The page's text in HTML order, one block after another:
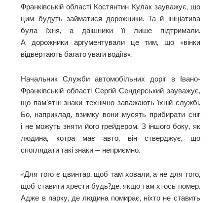
Франківській області Костянтин Кулак зауважує, що
цим будуть займатися дорожники. Та й ініціатива
була їхня, а даішники її лише підтримали.
А дорожники аргументували це тим, що «вінки
відвертають багато уваги водіїв».
Начальник Служби автомобільних доріг в Івано-
Франківській області Сергій Сендерський зауважує,
що пам’ятні знаки технічно заважають їхній службі.
Бо, наприклад, взимку вони мусять прибирати сніг
і не можуть зняти його грейдером. З іншого боку, як
людина, котра має авто, він стверджує, що
споглядати такі знаки — неприємно.
«Для того є цвинтар, щоб там ховали, а не для того,
щоб ставити хрести будь?де, якщо там хтось помер.
Адже в парку, де людина помирає, ніхто не ставить